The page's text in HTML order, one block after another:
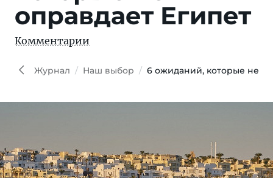
оправдает Египет
Комментарии
Журнал Наш выбор 6 ожиданий, которые не